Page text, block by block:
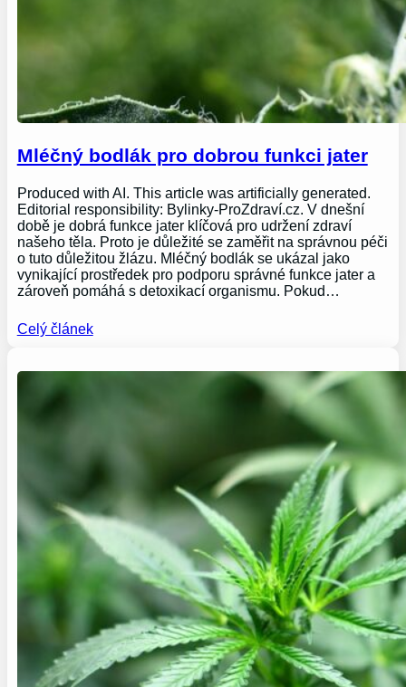
Mléčný bodlák pro dobrou funkci jater
Produced with AI. This article was artificially generated.
Editorial responsibility: Bylinky-ProZdraví.cz. V dnešní
době je dobrá funkce jater klíčová pro udržení zdraví
našeho těla. Proto je důležité se zaměřit na správnou péči
o tuto důležitou žlázu. Mléčný bodlák se ukázal jako
vynikající prostředek pro podporu správné funkce jater a
zároveň pomáhá s detoxikací organismu. Pokud…
Celý článek